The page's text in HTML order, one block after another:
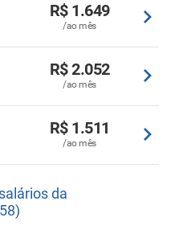
R$ 1.649
/ao mês
R$ 2.052
/ao mês
R$ 1.511
/ao mês
da